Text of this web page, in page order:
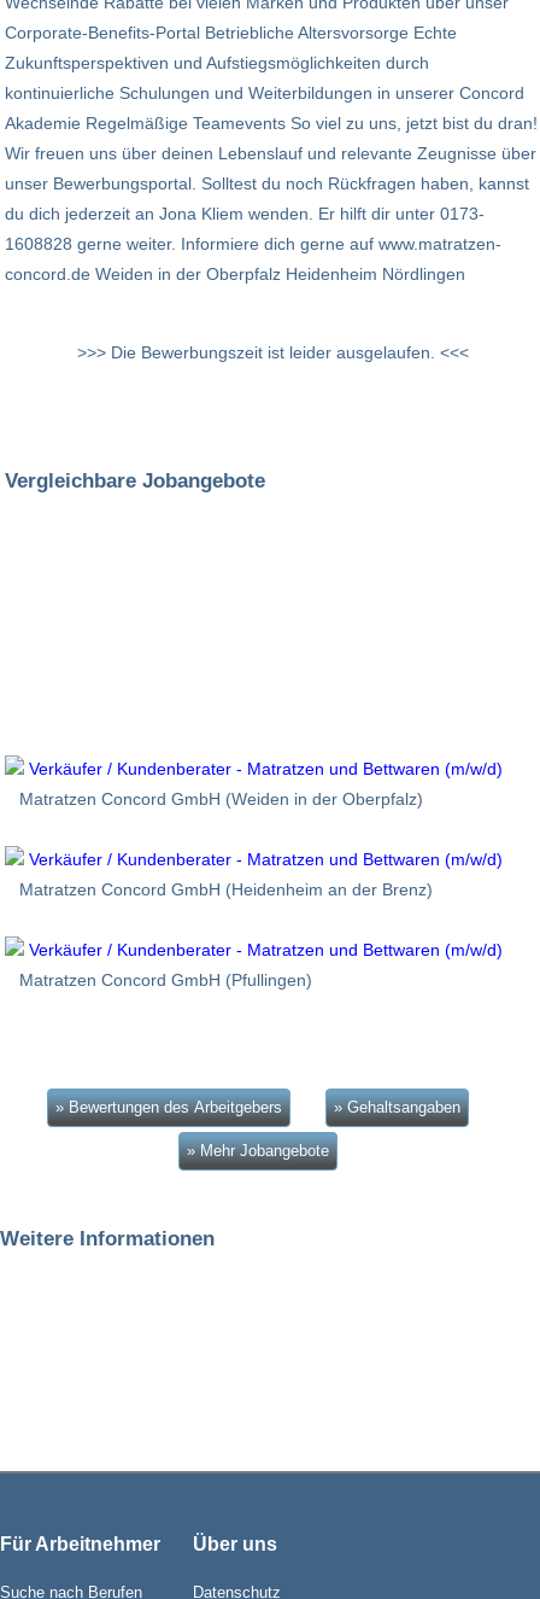
Corporate-Benefits-Portal Betriebliche Altersvorsorge Echte
Zukunftsperspektiven und Aufstiegsmöglichkeiten durch
kontinuierliche Schulungen und Weiterbildungen in unserer Concord
Akademie Regelmäßige Teamevents So viel zu uns, jetzt bist du dran!
Wir freuen uns über deinen Lebenslauf und relevante Zeugnisse über
unser Bewerbungsportal. Solltest du noch Rückfragen haben, kannst
du dich jederzeit an Jona Kliem wenden. Er hilft dir unter 0173-
1608828 gerne weiter. Informiere dich gerne auf www.matratzen-
concord.de Weiden in der Oberpfalz Heidenheim Nördlingen
>>> Die Bewerbungszeit ist leider ausgelaufen. <<<
Vergleichbare Jobangebote
Verkäufer / Kundenberater - Matratzen und Bettwaren (m/w/d)
Matratzen Concord GmbH (Weiden in der Oberpfalz)
Verkäufer / Kundenberater - Matratzen und Bettwaren (m/w/d)
Matratzen Concord GmbH (Heidenheim an der Brenz)
Verkäufer / Kundenberater - Matratzen und Bettwaren (m/w/d)
Matratzen Concord GmbH (Pfullingen)
» Bewertungen des Arbeitgebers » Gehaltsangaben
» Mehr Jobangebote
Weitere Informationen
Für Arbeitnehmer
Suche nach Berufen
Über uns
Datenschutz